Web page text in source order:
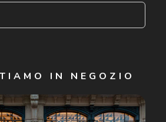
confermo di avere più di 16 anni e
dei miei Dati Personali da parte di
per l'invio di offerte speciali, novità
IN NEGOZIO